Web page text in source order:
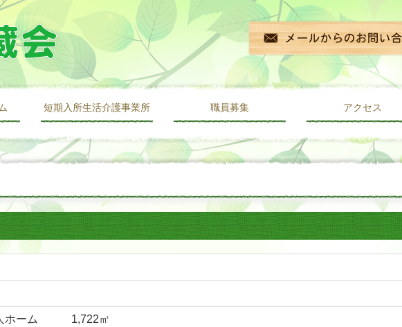
短期入所生活介護事業所 職員募集 アクセス
人ホーム 1,722㎡